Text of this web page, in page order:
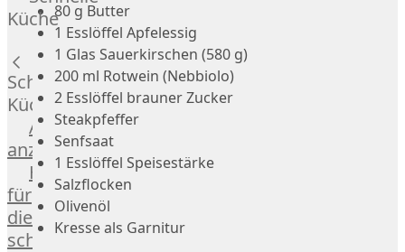
Russell
Lamm
Bison
Kaninchen
Wild
Rotwild
Elch
Dry-
Aged
Burger
Küche
Schnelle
Küche
Alle
anzeigen
Hausmannskost
für
die
schnelle
80 g Butter
1 Esslöffel Apfelessig
1 Glas Sauerkirschen (580 g)
200 ml Rotwein (Nebbiolo)
2 Esslöffel brauner Zucker
Steakpfeffer
Senfsaat
1 Esslöffel Speisestärke
Salzflocken
Olivenöl
Kresse als Garnitur